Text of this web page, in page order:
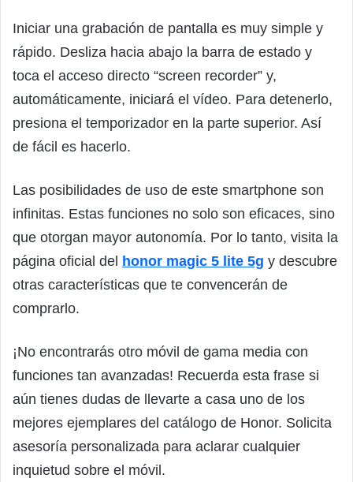
Iniciar una grabación de pantalla es muy simple y
rápido. Desliza hacia abajo la barra de estado y
toca el acceso directo “screen recorder” y,
automáticamente, iniciará el vídeo. Para detenerlo,
presiona el temporizador en la parte superior. Así
de fácil es hacerlo.
Las posibilidades de uso de este smartphone son
infinitas. Estas funciones no solo son eficaces, sino
que otorgan mayor autonomía. Por lo tanto, visita la
página oficial del honor magic 5 lite 5g y descubre
otras características que te convencerán de
comprarlo.
¡No encontrarás otro móvil de gama media con
funciones tan avanzadas! Recuerda esta frase si
aún tienes dudas de llevarte a casa uno de los
mejores ejemplares del catálogo de Honor. Solicita
asesoría personalizada para aclarar cualquier
inquietud sobre el móvil.